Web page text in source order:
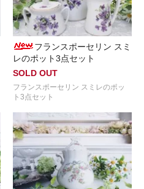
フランスポーセリン スミ
レのポット3点セット
SOLD OUT
フランスポーセリン スミレのポッ
ト3点セット